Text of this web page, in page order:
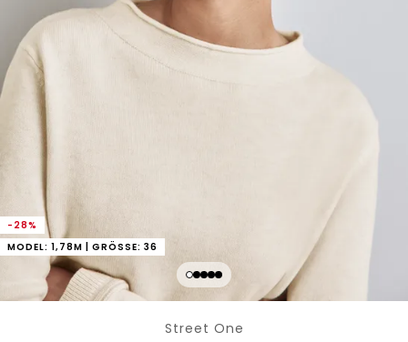
-28%
MODEL: 1,78M | GRÖSSE: 36
Street One